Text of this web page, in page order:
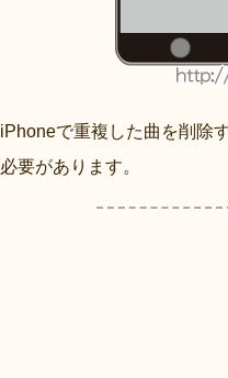
iPhoneで重複した曲を削除
必要があります。